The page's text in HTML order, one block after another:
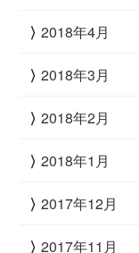
2018年4月
2018年3月
2018年2月
2018年1月
2017年12月
2017年11月